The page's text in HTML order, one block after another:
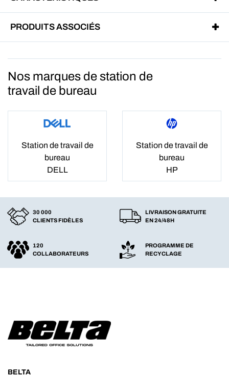
PRODUITS ASSOCIÉS
Nos marques de station de
travail de bureau
Station de travail de
bureau
DELL
Station de travail de
bureau
HP
30 000
CLIENTS FIDÈLES
LIVRAISON GRATUITE
EN 24/48H
120
COLLABORATEURS
PROGRAMME DE
RECYCLAGE
BELTA